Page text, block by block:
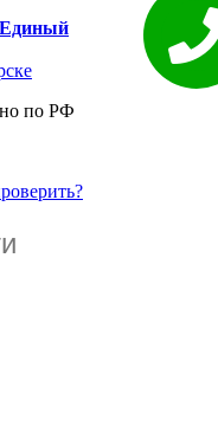
Единый
по РФ